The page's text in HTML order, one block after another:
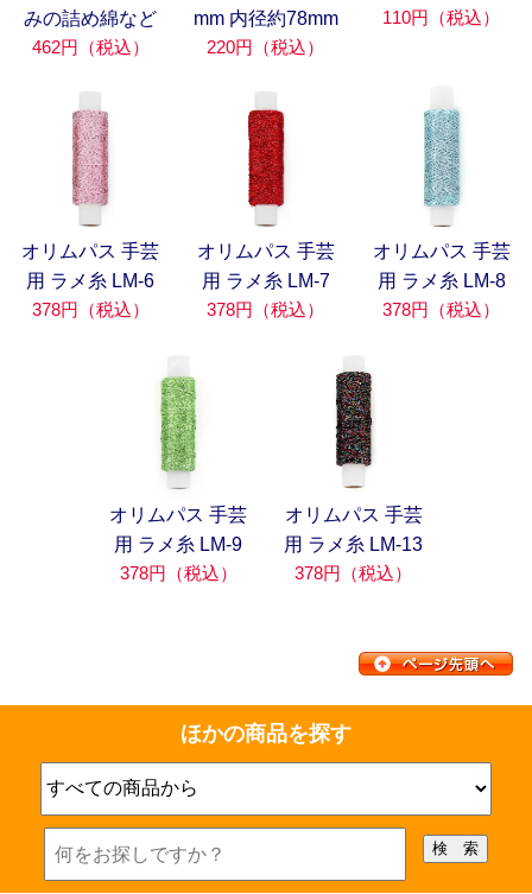
みの詰め綿など
462円（税込）
mm 内径約78mm
220円（税込）
110円（税込）
オリムパス 手芸
用 ラメ糸 LM-6
378円（税込）
オリムパス 手芸
用 ラメ糸 LM-7
378円（税込）
オリムパス 手芸
用 ラメ糸 LM-8
378円（税込）
オリムパス 手芸
用 ラメ糸 LM-9
378円（税込）
オリムパス 手芸
用 ラメ糸 LM-13
378円（税込）
ほかの商品を探す